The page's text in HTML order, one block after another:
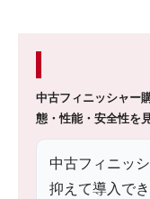
中古フィニッシャー
態・性能・安全性を
中古フィニッ
抑えて導入で